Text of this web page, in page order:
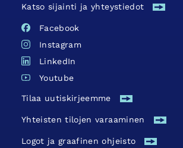
Katso sijainti ja yhteystiedot
Facebook
Instagram
LinkedIn
Youtube
Tilaa uutiskirjeemme
Yhteisten tilojen varaaminen
Logot ja graafinen ohjeisto